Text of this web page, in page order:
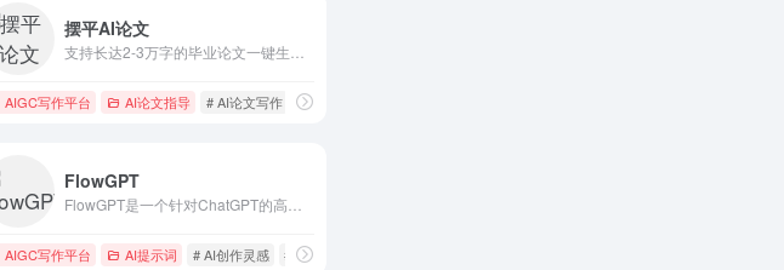
# 英文翻译
摆平AI论文
AIGC写作平台 AI论文指导 # AI论文写作
FlowGPT
AIGC写作平台 AI提示词 # AI创作灵感 # AI语义提示